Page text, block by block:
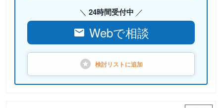
24時間受付中
Webで相談
検討リストに追加